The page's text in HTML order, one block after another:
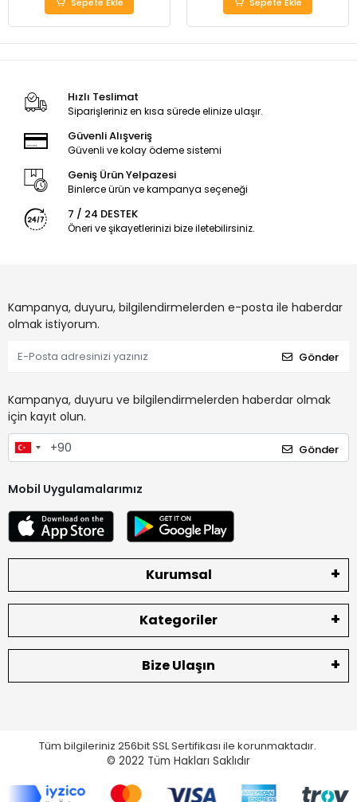
Sepete Ekle Sepete Ekle
Hızlı Teslimat
Siparişleriniz en kısa sürede elinize ulaşır.
Güvenli Alışveriş
Güvenli ve kolay ödeme sistemi
Geniş Ürün Yelpazesi
Binlerce ürün ve kampanya seçeneği
7 / 24 DESTEK
Öneri ve şikayetlerinizi bize iletebilirsiniz.
Kampanya, duyuru, bilgilendirmelerden e-posta ile haberdar
olmak istiyorum.
Gönder
Kampanya, duyuru ve bilgilendirmelerden haberdar olmak
için kayıt olun.
Gönder
Mobil Uygulamalarımız
Kurumsal
Kategoriler
Bize Ulaşın
Tüm bilgileriniz 256bit SSL Sertifikası ile korunmaktadır.
© 2022 Tüm Hakları Saklıdır